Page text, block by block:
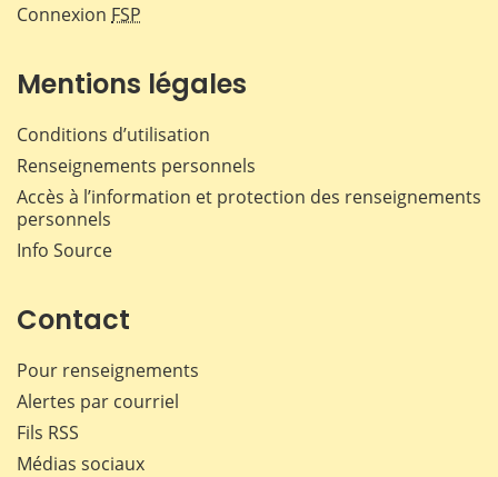
Connexion FSP
Mentions légales
Conditions d’utilisation
Renseignements personnels
Accès à l’information et protection des renseignements
personnels
Info Source
Contact
Pour renseignements
Alertes par courriel
Fils RSS
Médias sociaux